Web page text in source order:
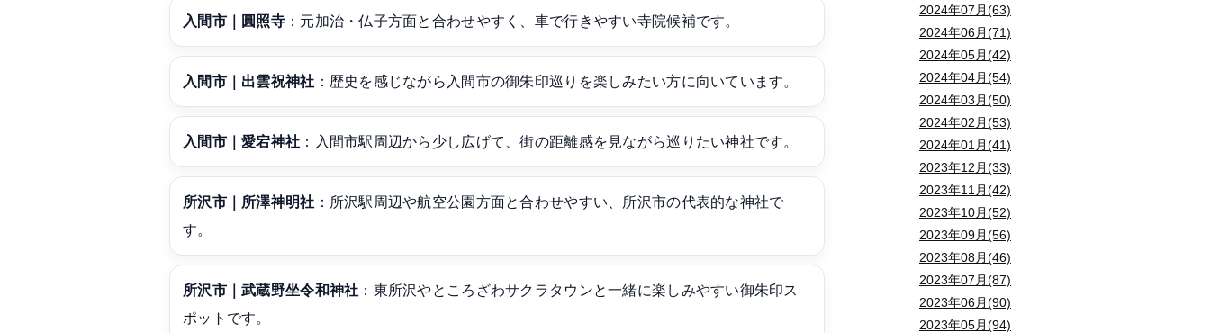
2024年07月(63)
2024年06月(71)
2024年05月(42)
2024年04月(54)
2024年03月(50)
2024年02月(53)
2024年01月(41)
2023年12月(33)
2023年11月(42)
2023年10月(52)
2023年09月(56)
2023年08月(46)
2023年07月(87)
2023年06月(90)
2023年05月(94)
入間市｜圓照寺：元加治・仏子方面と合わせやすく、車で行きやすい寺院候補です。
入間市｜出雲祝神社 ：歴史を感じながら入間市の御朱印巡りを楽しみたい方に向いています。
入間市｜愛宕神社 ：入間市駅周辺から少し広げて、街の距離感を見ながら巡りたい神社です。
所沢市｜所澤神明社 ：所沢駅周辺や航空公園方面と合わせやすい、所沢市の代表的な神社で
す。
所沢市｜武蔵野坐令和神社 ：東所沢やところざわサクラタウンと一緒に楽しみやすい御朱印ス
ポットです。